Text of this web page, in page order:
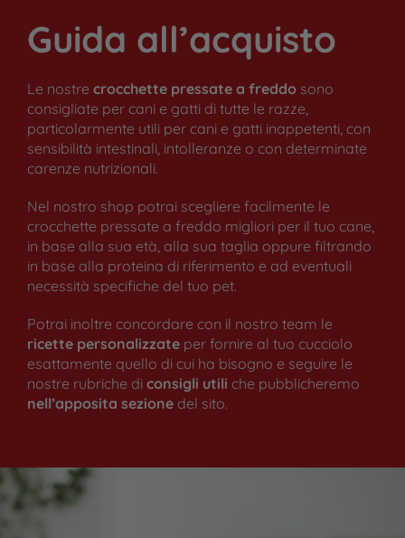
Guida all’acquisto
Le nostre crocchette pressate a freddosono
consigliate per cani e gatti di tutte le razze,
particolarmente utili per cani e gatti inappetenti, con
sensibilità intestinali, intolleranze o con determinate
carenze nutrizionali.
Nel nostro shop potrai scegliere facilmente le
crocchette pressate a freddo migliori per il tuo cane,
in base alla sua età, alla sua taglia oppure filtrando
in base alla proteina di riferimento e ad eventuali
necessità specifiche del tuo pet.
Potrai inoltre concordare con il nostro team le
ricette personalizzateper fornire al tuo cucciolo
esattamente quello di cui ha bisogno e seguire le
nostre rubriche di consigli utili che pubblicheremo
nell’apposita sezionedel sito.